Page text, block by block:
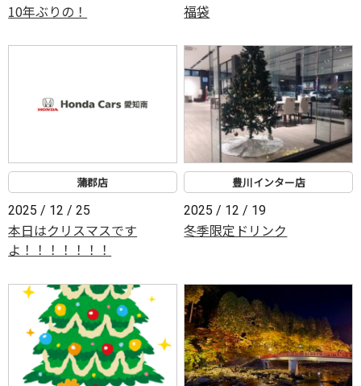
10年ぶりの！ 福袋
蒲郡店
2025 / 12 / 25
本日はクリスマスです
よ！！！！！！！
豊川インター店
2025 / 12 / 19
冬季限定ドリンク